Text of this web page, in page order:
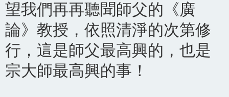
望我們再再聽聞師父的《廣
論》教授，依照清淨的次第修
行，這是師父最高興的，也是
宗大師最高興的事！